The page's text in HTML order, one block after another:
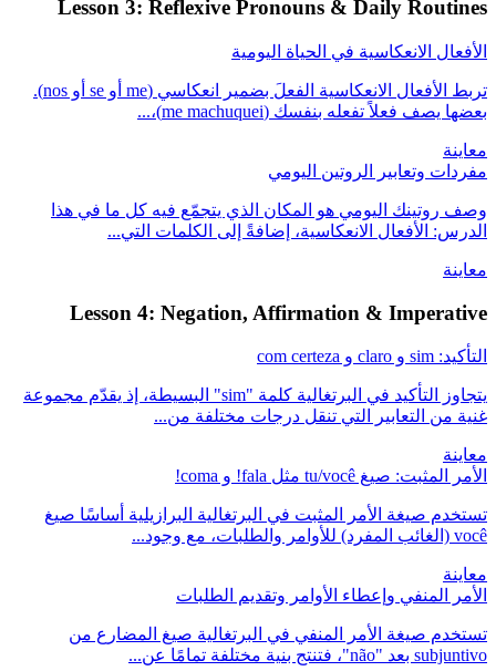
Lesson 3: Reflexive Pronouns & Daily Routines
الأفعال الانعكاسية في الحياة اليومية
تربط الأفعال الانعكاسية الفعلَ بضمير انعكاسي (me أو se أو nos).
بعضها يصف فعلاً تفعله بنفسك (me machuquei)،...
معاينة
مفردات وتعابير الروتين اليومي
وصف روتينك اليومي هو المكان الذي يتجمّع فيه كل ما في هذا
الدرس: الأفعال الانعكاسية، إضافةً إلى الكلمات التي...
معاينة
Lesson 4: Negation, Affirmation & Imperative
التأكيد: sim و claro و com certeza
يتجاوز التأكيد في البرتغالية كلمة "sim" البسيطة، إذ يقدّم مجموعة
غنية من التعابير التي تنقل درجات مختلفة من...
معاينة
الأمر المثبت: صيغ tu/você مثل fala! و coma!
تستخدم صيغة الأمر المثبت في البرتغالية البرازيلية أساسًا صيغ
você (الغائب المفرد) للأوامر والطلبات، مع وجود...
معاينة
الأمر المنفي وإعطاء الأوامر وتقديم الطلبات
تستخدم صيغة الأمر المنفي في البرتغالية صيغ المضارع من
subjuntivo بعد "não"، فتنتج بنية مختلفة تمامًا عن...